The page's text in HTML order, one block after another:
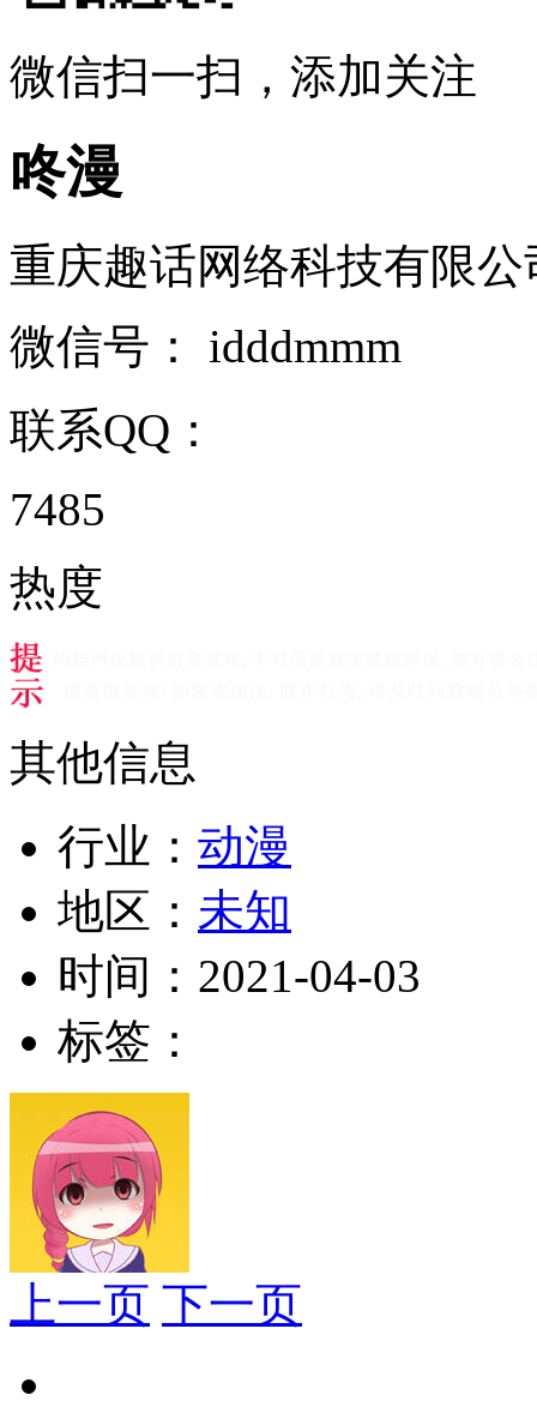
微信扫一扫，添加关注
咚漫
重庆趣话网络科技有限公
微信号： idddmmm
联系QQ：
7485
热度
其他信息
行业： 动漫
地区： 未知
时间： 2021-04-03
标签：
上一页 下一页